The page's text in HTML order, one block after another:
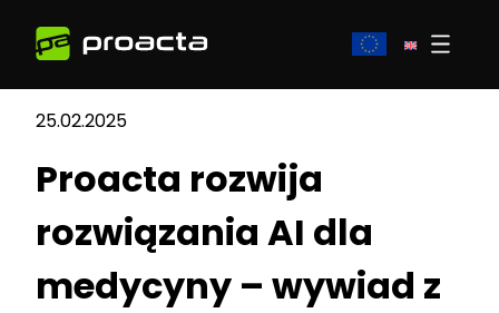
25.02.2025
Proacta rozwija
rozwiązania AI dla
medycyny – wywiad z